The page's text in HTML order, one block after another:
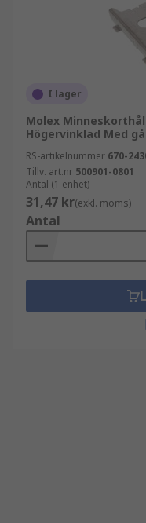
I lager
Molex
Högervinklad Med
RS-artikelnummer 670-
Tillv. art.nr 500901-0801
Antal (1 enhet)
31,47 kr(exkl. moms)
Antal